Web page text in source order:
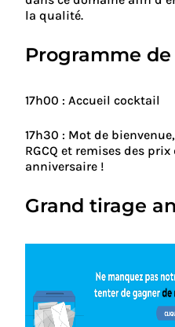
la qualité.
Programme
17h00 : Accueil cocktail
17h30 : Mot de
RGCQ et remises des
anniversaire !
Grand tirage